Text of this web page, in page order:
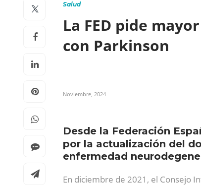
Salud
La FED pide
con Parkinson
Noviembre, 2024
Desde la Federación
por la actualización del
enfermedad
En diciembre de 2021, el Consejo